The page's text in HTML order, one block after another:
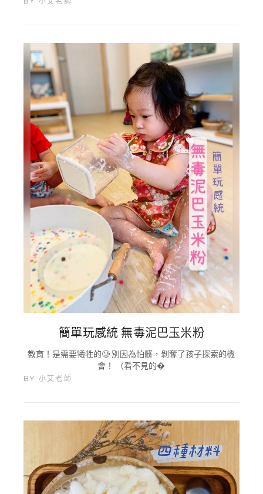
簡單玩感統 無毒泥巴玉米粉
教育！是需要犧牲的🥲 別因為怕髒，剝奪了孩子探索的機
會！ （看不見的�
BY 小艾老師